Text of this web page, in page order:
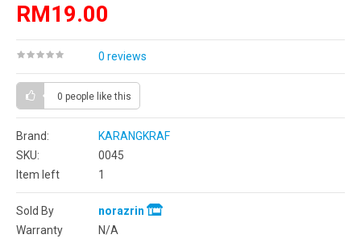
RM19.00
0 reviews
0 people like this
Brand:
KARANGKRAF
SKU:
0045
Item left
1
Sold By
norazrin
Warranty
N/A